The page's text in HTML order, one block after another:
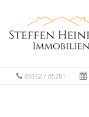
06162 / 85781